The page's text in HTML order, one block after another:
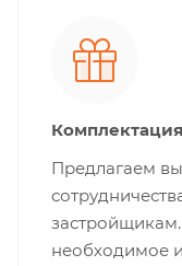
Предлагаем
необходимое